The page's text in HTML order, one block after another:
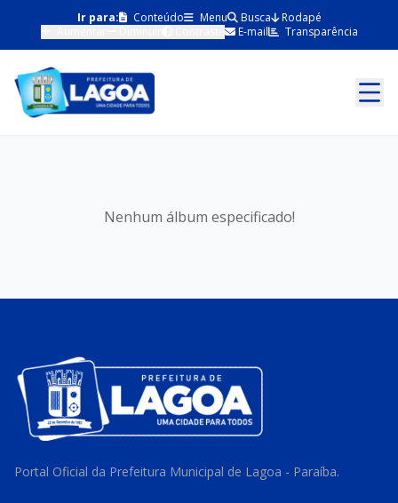
Ir para: Conteúdo Menu Busca Rodapé
E-mail Transparência
Nenhum álbum especificado!
Portal Oficial da Prefeitura Municipal de Lagoa - Paraíba.